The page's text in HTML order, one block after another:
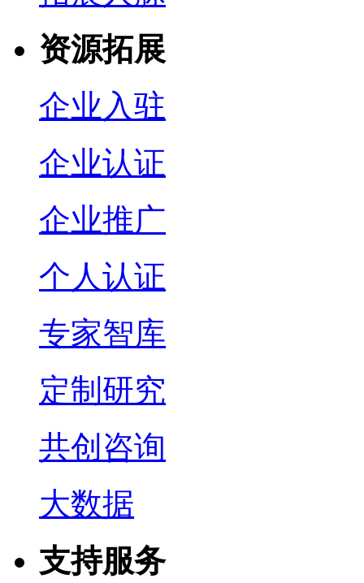
资源拓展
企业入驻
企业认证
企业推广
个人认证
专家智库
定制研究
共创咨询
大数据
支持服务